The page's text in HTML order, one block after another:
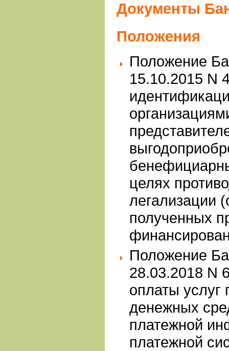
Документы
Положения
Положение
15.10.2015 N
целях
легализации
полученных
Положение
28.03.2018 N
оплаты услуг
денежных
платежной
платежной